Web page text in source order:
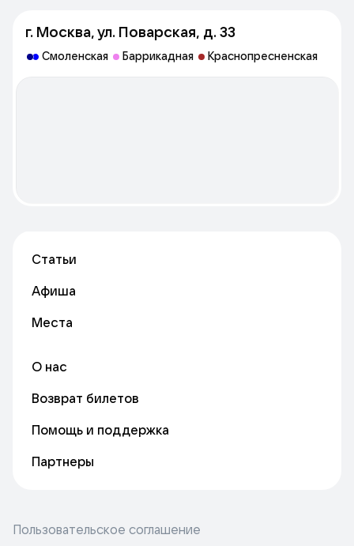
г. Москва, ул. Поварская, д. 33
Смоленская Баррикадная Краснопресненская
Статьи
Афиша
Места
О нас
Возврат билетов
Помощь и поддержка
Партнеры
Пользовательское соглашение